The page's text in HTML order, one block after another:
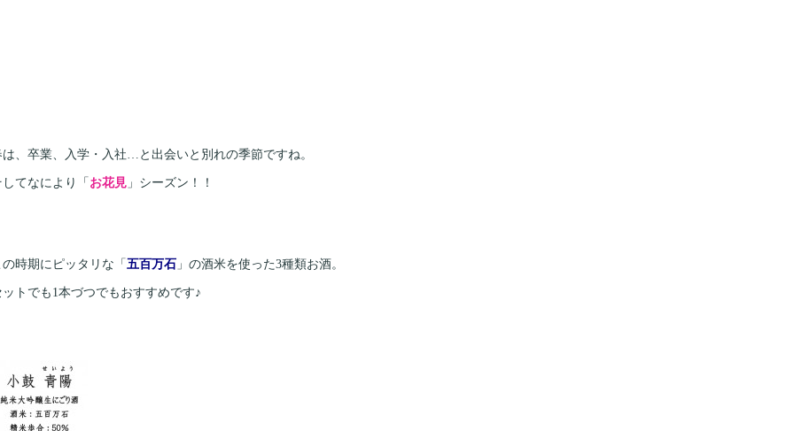
は、卒業、入学・入社…と出会いと別れの季節ですね。
してなにより「 お花見 」シーズン！！
の時期にピッタリな「 五百万石 」の酒米を使った3種類お酒。
ットでも1本づつでもおすすめです♪